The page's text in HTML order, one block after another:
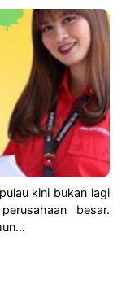
kini bukan lagi
besar.